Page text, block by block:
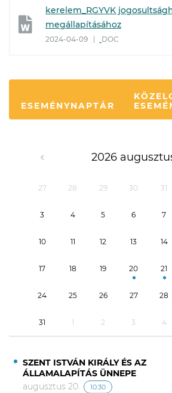
kerelem_RGYVK
megállapításához
2024-04-09 DOC
ESEMÉNYNAPTÁR
2026
27 28 29 30 31
3 4 5 6 7
10 11 12 13 14
17 18 19 20 21
24 25 26 27 28
31 1 2 3 4
SZENT ISTVÁN KIRÁLY ÉS AZ
ÁLLAMALAPÍTÁS ÜNNEPE
augusztus 20. 10:30